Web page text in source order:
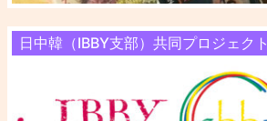
日中韓（IBBY支部）共同プロジェクト